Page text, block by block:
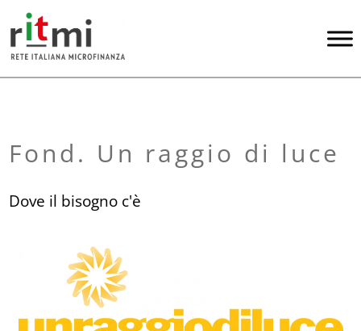
Fond. Un raggio di luce
Dove il bisogno c'è